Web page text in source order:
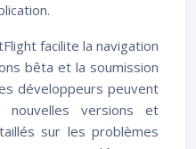
facilite la navigation
bêta et la soumission
développeurs peuvent
nouvelles versions et
sur les problèmes